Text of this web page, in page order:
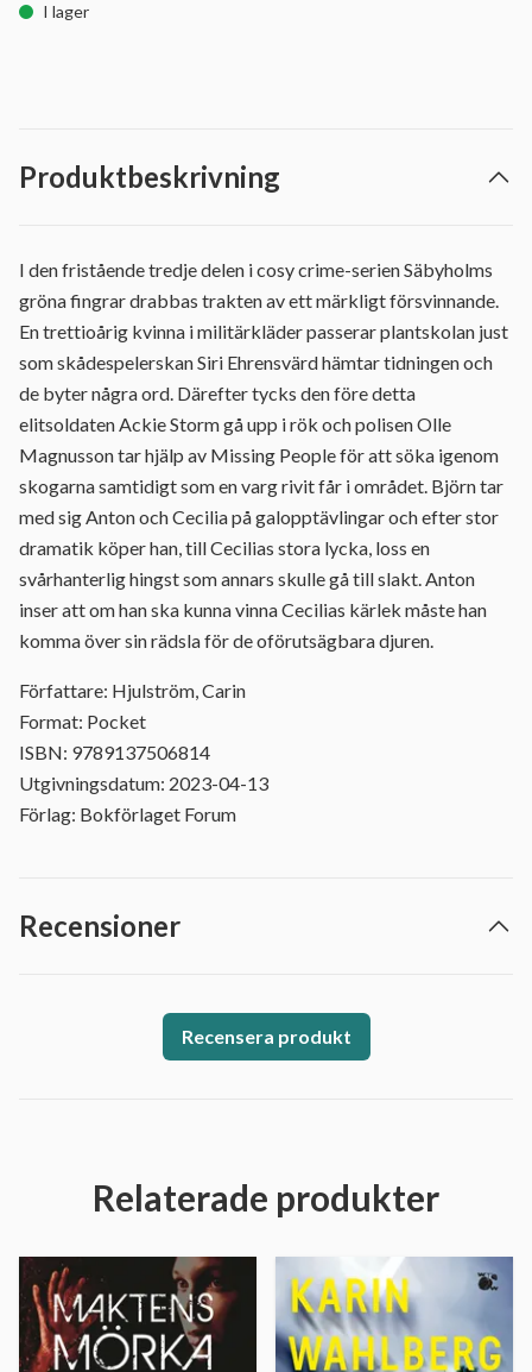
I lager
Produktbeskrivning
I den fristående tredje delen i cosy crime-serien Säbyholms
gröna fingrar drabbas trakten av ett märkligt försvinnande.
En trettioårig kvinna i militärkläder passerar plantskolan just
som skådespelerskan Siri Ehrensvärd hämtar tidningen och
de byter några ord. Därefter tycks den före detta
elitsoldaten Ackie Storm gå upp i rök och polisen Olle
Magnusson tar hjälp av Missing People för att söka igenom
skogarna samtidigt som en varg rivit får i området. Björn tar
med sig Anton och Cecilia på galopptävlingar och efter stor
dramatik köper han, till Cecilias stora lycka, loss en
svårhanterlig hingst som annars skulle gå till slakt. Anton
inser att om han ska kunna vinna Cecilias kärlek måste han
komma över sin rädsla för de oförutsägbara djuren.
Författare: Hjulström, Carin
Format: Pocket
ISBN: 9789137506814
Utgivningsdatum: 2023-04-13
Förlag: Bokförlaget Forum
Recensioner
Recensera produkt
Relaterade produkter